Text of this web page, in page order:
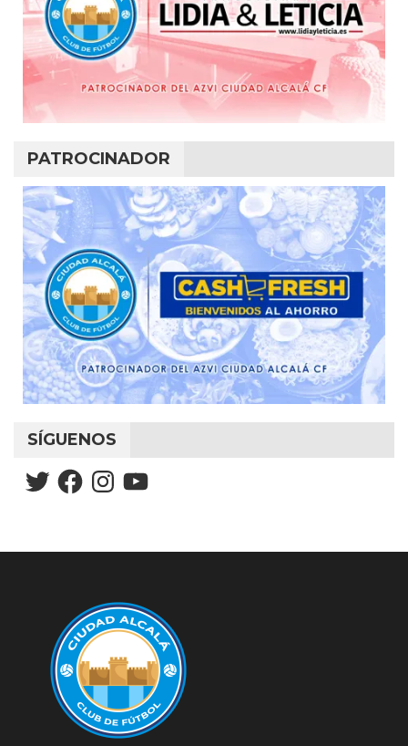
PATROCINADOR
SÍGUENOS
TwitterFacebookInstagramYouTube